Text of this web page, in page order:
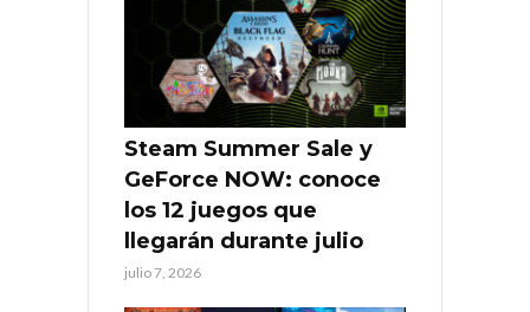
Steam Summer Sale y
GeForce NOW: conoce
los 12 juegos que
llegarán durante julio
julio 7, 2026